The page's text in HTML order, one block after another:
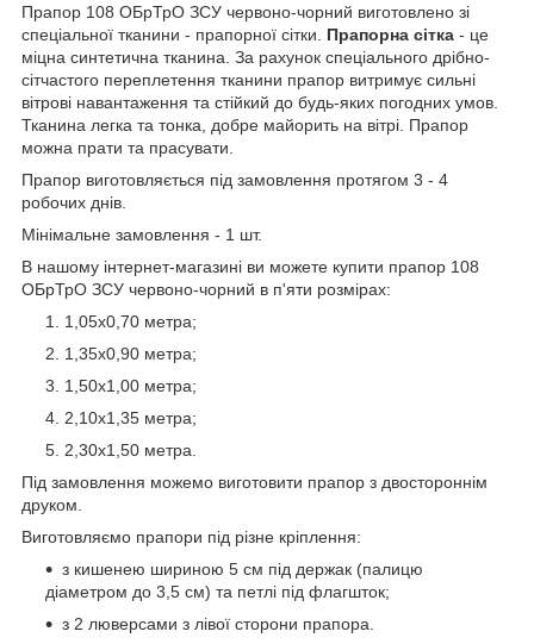
Прапор 108 ОБрТрО ЗСУ червоно-чорний виготовлено зі
спеціальної тканини - прапорної сітки. Прапорна сітка - це
міцна синтетична тканина. За рахунок спеціального дрібно-
сітчастого переплетення тканини прапор витримує сильні
вітрові навантаження та стійкий до будь-яких погодних умов.
Тканина легка та тонка, добре майорить на вітрі. Прапор
можна прати та прасувати.
Прапор виготовляється під замовлення протягом 3 - 4
робочих днів.
Мінімальне замовлення - 1 шт.
В нашому інтернет-магазині ви можете купити прапор 108
ОБрТрО ЗСУ червоно-чорний в п'яти розмірах:
1,05х0,70 метра;
1,35х0,90 метра;
1,50х1,00 метра;
2,10х1,35 метра;
2,30х1,50 метра.
Під замовлення можемо виготовити прапор з двостороннім
друком.
Виготовляємо прапори під різне кріплення:
з кишенею шириною 5 см під держак (палицю
діаметром до 3,5 см) та петлі під флагшток;
з 2 люверсами з лівої сторони прапора.